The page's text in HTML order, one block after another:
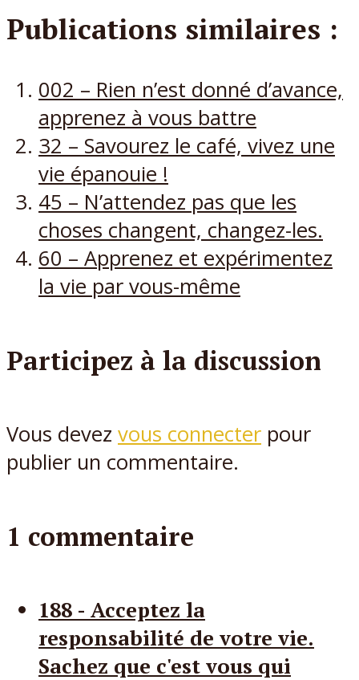
Publications similaires :
002 – Rien n’est donné d’avance,
apprenez à vous battre
32 – Savourez le café, vivez une
vie épanouie !
45 – N’attendez pas que les
choses changent, changez-les.
60 – Apprenez et expérimentez
la vie par vous-même
Participez à la discussion
Vous devez vous connecter pour
publier un commentaire.
1 commentaire
188 - Acceptez la
responsabilité de votre vie.
Sachez que c'est vous qui